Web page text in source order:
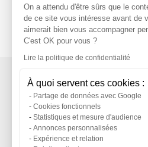
ESPACEPRESSE
Service
On a attendu d'être sûrs que le
de ce site vous intéresse avant de
aimerait bien vous accompagner
C'est OK pour vous ?
Lire la politique de confidentialité
À quoi servent ces cookies :
Partage de données avec Google
Cookies fonctionnels
Statistiques et mesure d'audience
Annonces personnalisées
Expérience et relation